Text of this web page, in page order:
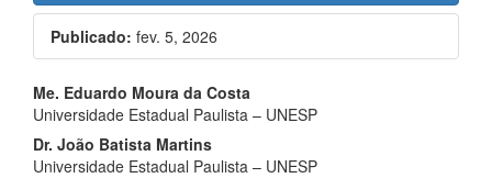
Publicado: fev. 5, 2026
Conteúdo
do
artigo
principal
Me. Eduardo Moura da Costa
Universidade Estadual Paulista – UNESP
Dr. João Batista Martins
Universidade Estadual Paulista – UNESP